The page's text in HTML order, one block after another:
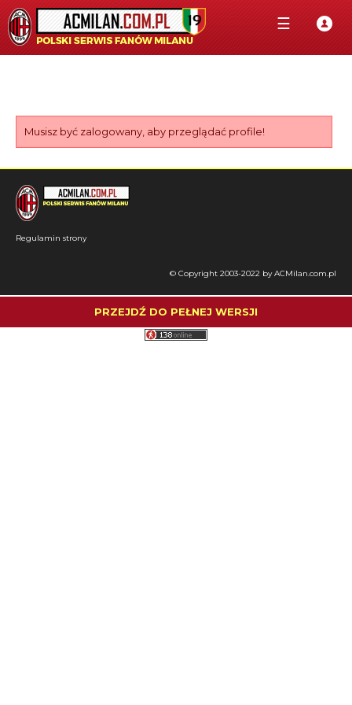
☰
Musisz być zalogowany, aby przeglądać profile!
Regulamin strony
© Copyright 2003-2022 by ACMilan.com.pl
PRZEJDŹ DO PEŁNEJ WERSJI